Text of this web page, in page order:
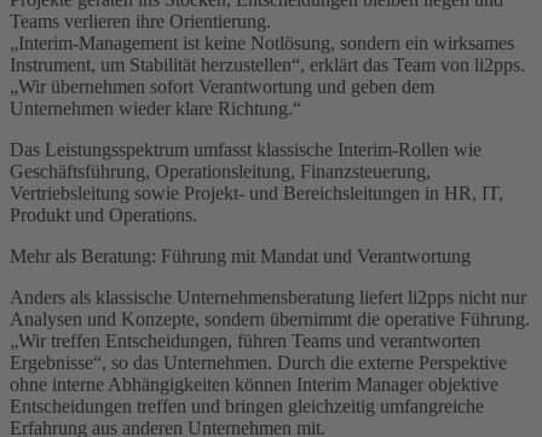
Teams verlieren ihre Orientierung.
„Interim-Management ist keine Notlösung, sondern ein wirksames
Instrument, um Stabilität herzustellen“, erklärt das Team von li2pps.
„Wir übernehmen sofort Verantwortung und geben dem
Unternehmen wieder klare Richtung.“
Das Leistungsspektrum umfasst klassische Interim-Rollen wie
Geschäftsführung, Operationsleitung, Finanzsteuerung,
Vertriebsleitung sowie Projekt- und Bereichsleitungen in HR, IT,
Produkt und Operations.
Mehr als Beratung: Führung mit Mandat und Verantwortung
Anders als klassische Unternehmensberatung liefert li2pps nicht nur
Analysen und Konzepte, sondern übernimmt die operative Führung.
„Wir treffen Entscheidungen, führen Teams und verantworten
Ergebnisse“, so das Unternehmen. Durch die externe Perspektive
ohne interne Abhängigkeiten können Interim Manager objektive
Entscheidungen treffen und bringen gleichzeitig umfangreiche
Erfahrung aus anderen Unternehmen mit.